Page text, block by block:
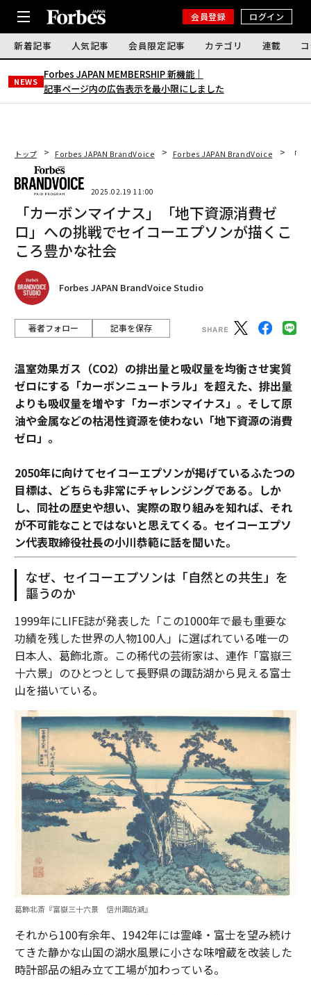
会員登録 ログイン
新着記事 人気記事 会員限定記事 カテゴリ 連載
NEWS
Forbes JAPAN MEMBERSHIP 新機能｜
記事ページ内の広告表示を最小限にしました
トップ Forbes JAPAN BrandVoice Forbes JAPAN BrandVoice 「
2025.02.19 11:00
「カーボンマイナス」「地下資源消費ゼ
ロ」への挑戦でセイコーエプソンが描くこ
ころ豊かな社会
Forbes JAPAN BrandVoice Studio
著者フォロー 記事を保存
温室効果ガス（CO2）の排出量と吸収量を均衡させ実質
ゼロにする「カーボンニュートラル」を超えた、排出量
よりも吸収量を増やす「カーボンマイナス」。そして原
油や金属などの枯渇性資源を使わない「地下資源の消費
ゼロ」。
2050年に向けてセイコーエプソンが掲げているふたつの
目標は、どちらも非常にチャレンジングである。しか
し、同社の歴史や想い、実際の取り組みを知れば、それ
が不可能なことではないと思えてくる。セイコーエプソ
ン代表取締役社長の小川恭範に話を聞いた。
なぜ、セイコーエプソンは「自然との共生」を
謳うのか
1999年にLIFE誌が発表した「この1000年で最も重要な
功績を残した世界の人物100人」に選ばれている唯一の
日本人、葛飾北斎。この稀代の芸術家は、連作「富嶽三
十六景」のひとつとして長野県の諏訪湖から見える富士
山を描いている。
葛飾北斎『富嶽三十六景 信州諏訪湖』
それから100有余年、1942年には霊峰・富士を望み続け
てきた静かな山国の湖水風景に小さな味噌蔵を改装した
時計部品の組み立て工場が加わっている。